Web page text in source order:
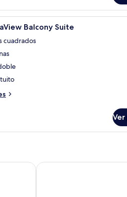
Wifi gratis,
Balcony Suite
cuadrados
Elenas Rooms